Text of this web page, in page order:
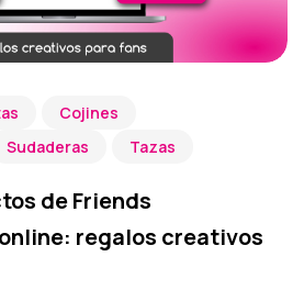
Cojines
Sudaderas Tazas
de Friends
regalos creativos